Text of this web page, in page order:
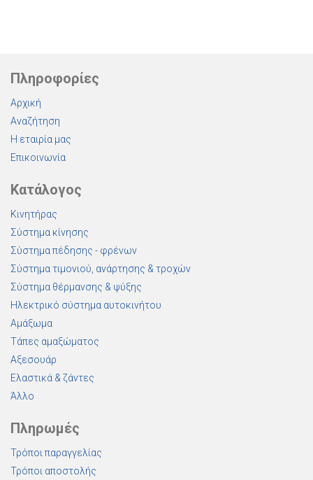
Πληροφορίες
Αρχική
Αναζήτηση
Η εταιρία μας
Επικοινωνία
Κατάλογος
Κινητήρας
Σύστημα κίνησης
Σύστημα πέδησης - φρένων
Σύστημα τιμονιού, ανάρτησης & τροχών
Σύστημα θέρμανσης & ψύξης
Ηλεκτρικό σύστημα αυτοκινήτου
Αμάξωμα
Τάπες αμαξώματος
Αξεσουάρ
Ελαστικά & ζάντες
Άλλο
Πληρωμές
Τρόποι παραγγελίας
Τρόποι αποστολής